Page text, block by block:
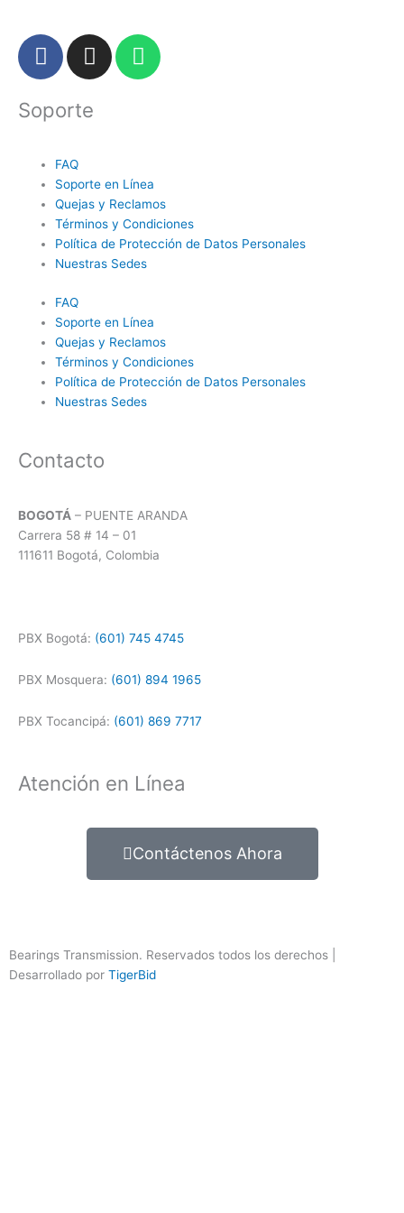
F
a
e
o
o
k
I
n
t
r
a
m
W
h
p
p
Soporte
FAQ
Soporte en Línea
Quejas y Reclamos
Términos y Condiciones
Política de Protección de Datos Personales
Nuestras Sedes
FAQ
Soporte en Línea
Quejas y Reclamos
Términos y Condiciones
Política de Protección de Datos Personales
Nuestras Sedes
Contacto
BOGOTÁ – PUENTE ARANDA
Carrera 58 # 14 – 01
111611 Bogotá, Colombia
PBX Bogotá: (601) 745 4745
PBX Mosquera: (601) 894 1965
PBX Tocancipá: (601) 869 7717
Atención en Línea
Contáctenos Ahora
Bearings Transmission. Reservados todos los derechos |
Desarrollado por TigerBid